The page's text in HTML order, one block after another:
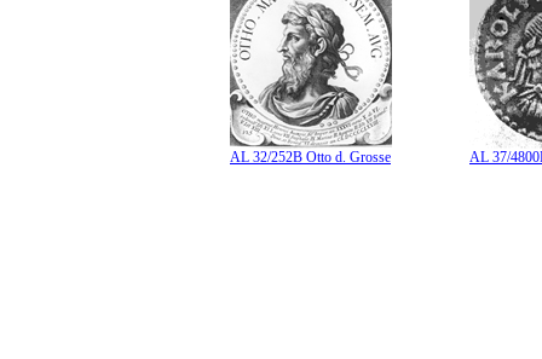
AL 32/252B Otto d. Grosse AL 37/